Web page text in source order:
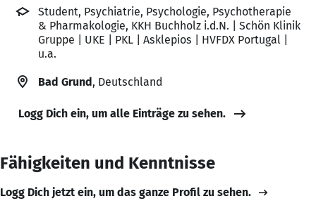
Student, Psychiatrie, Psychologie, Psychotherapie
& Pharmakologie, KKH Buchholz i.d.N. | Schön Klinik
Gruppe | UKE | PKL | Asklepios | HVFDX Portugal |
u.a.
Bad Grund, Deutschland
Logg Dich ein, um alle Einträge zu sehen.
Fähigkeiten und Kenntnisse
Logg Dich jetzt ein, um das ganze Profil zu sehen.